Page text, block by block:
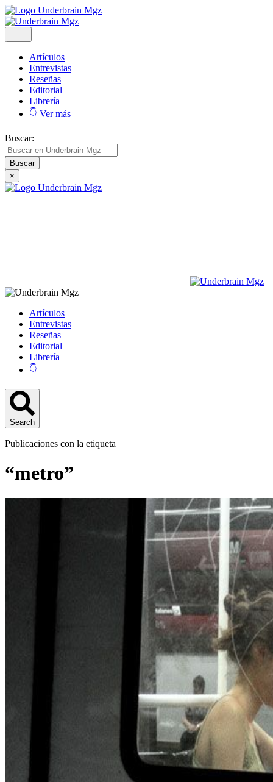
Artículos
Entrevistas
Reseñas
Editorial
Librería
👇 Ver más
Buscar:
×
Artículos
Entrevistas
Reseñas
Editorial
Librería
👇
Search
Publicaciones con la etiqueta
“metro”